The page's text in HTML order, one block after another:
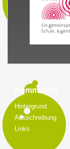
Kommunen
Hintergrund
Ausschreibung
Links